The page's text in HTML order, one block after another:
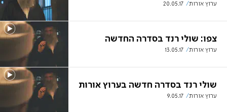
ערוץ אורות 20.05.17
צפו: שולי רנד בסדרה החדשה
ערוץ אורות 13.05.17
שולי רנד בסדרה חדשה בערוץ אורות
ערוץ אורות 9.05.17